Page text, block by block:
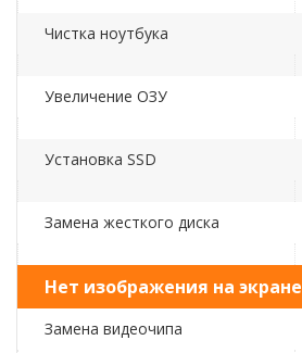
Чистка ноутбука
Увеличение ОЗУ
Установка SSD
Замена жесткого диска
Нет изображения на экране
Замена видеочипа